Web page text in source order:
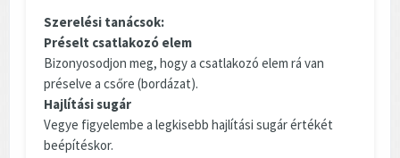
Szerelési tanácsok:
Préselt csatlakozó elem
Bizonyosodjon meg, hogy a csatlakozó elem rá van
préselve a csőre (bordázat).
Hajlítási sugár
Vegye figyelembe a legkisebb hajlítási sugár értékét
beépítéskor.